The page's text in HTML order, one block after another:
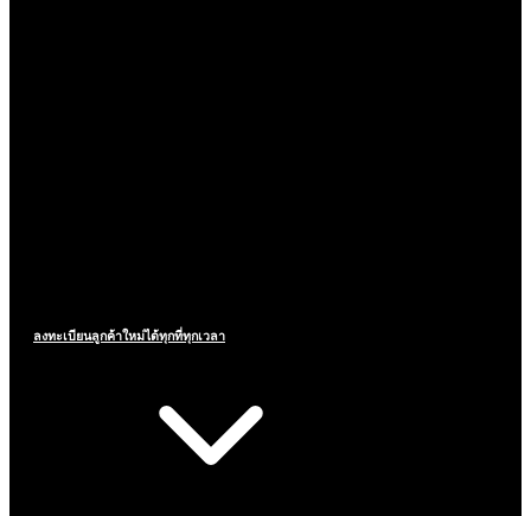
ลงทะเบียนลูกค้าใหม่ได้ทุกที่ทุกเวลา